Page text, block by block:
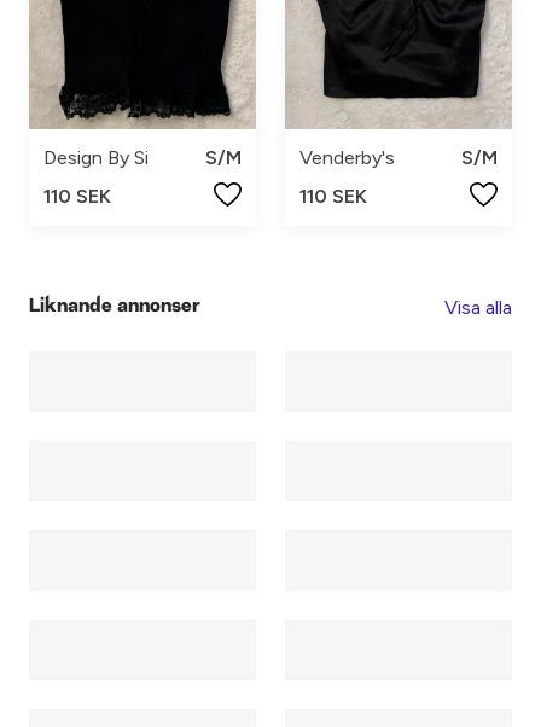
Design By Si
S/M
110 SEK
Venderby's
S/M
110 SEK
Liknande annonser Visa alla